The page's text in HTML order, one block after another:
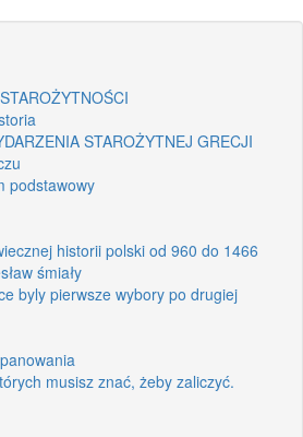
STAROŻYTNEJ GRECJI
podstawowy
historii polski od 960 do 1466
śmiały
byly pierwsze wybory po drugiej
musisz znać, żeby zaliczyć.